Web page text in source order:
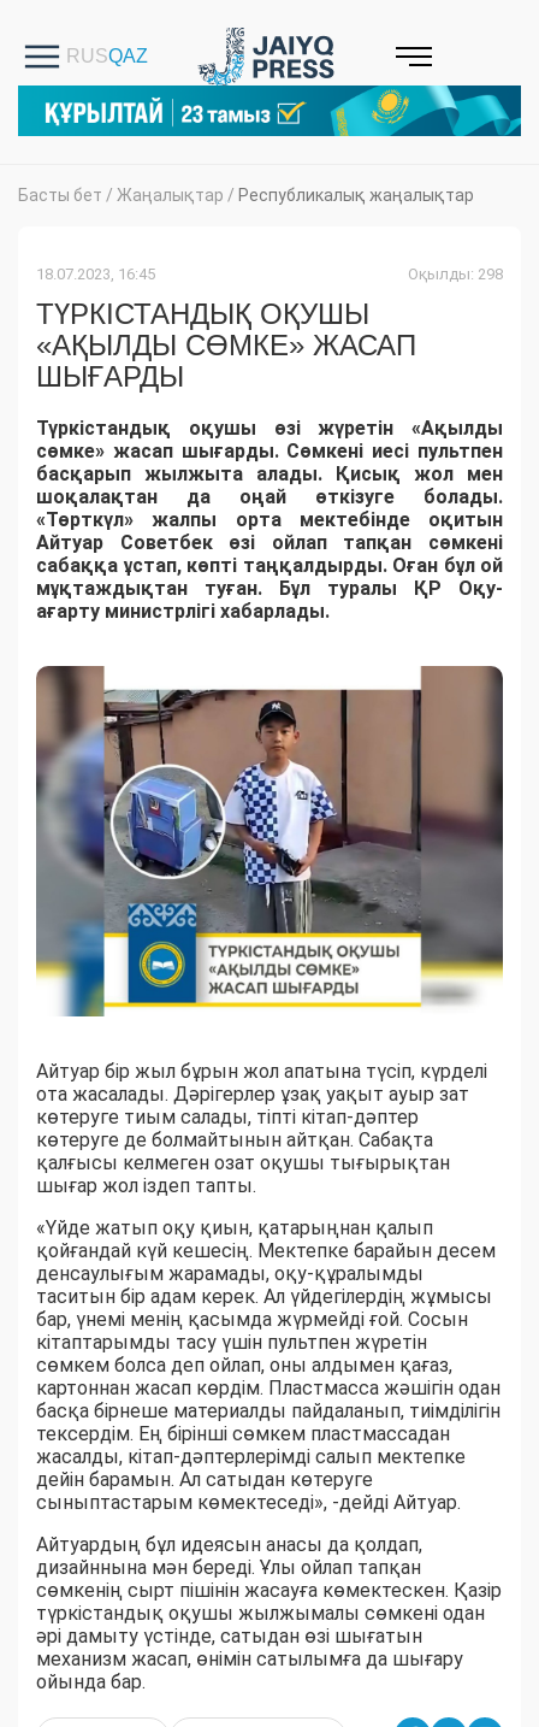
Басты бет / Жаңалықтар / Республикалық жаңалықтар
18.07.2023, 16:45 Оқылды: 298
ТҮРКІСТАНДЫҚ ОҚУШЫ
«АҚЫЛДЫ СӨМКЕ» ЖАСАП
ШЫҒАРДЫ
Түркістандық оқушы өзі жүретін «Ақылды
сөмке» жасап шығарды. Сөмкені иесі пультпен
басқарып жылжыта алады. Қисық жол мен
шоқалақтан да оңай өткізуге болады.
«Төрткүл» жалпы орта мектебінде оқитын
Айтуар Советбек өзі ойлап тапқан сөмкені
сабаққа ұстап, көпті таңқалдырды. Оған бұл ой
мұқтаждықтан туған. Бұл туралы ҚР Оқу-
ағарту министрлігі хабарлады.
Айтуар бір жыл бұрын жол апатына түсіп, күрделі
ота жасалады. Дәрігерлер ұзақ уақыт ауыр зат
көтеруге тиым салады, тіпті кітап-дәптер
көтеруге де болмайтынын айтқан. Сабақта
қалғысы келмеген озат оқушы тығырықтан
шығар жол іздеп тапты.
«Үйде жатып оқу қиын, қатарыңнан қалып
қойғандай күй кешесің. Мектепке барайын десем
денсаулығым жарамады, оқу-құралымды
таситын бір адам керек. Ал үйдегілердің жұмысы
бар, үнемі менің қасымда жүрмейді ғой. Сосын
кітаптарымды тасу үшін пультпен жүретін
сөмкем болса деп ойлап, оны алдымен қағаз,
картоннан жасап көрдім. Пластмасса жәшігін одан
басқа бірнеше материалды пайдаланып, тиімділігін
тексердім. Ең бірінші сөмкем пластмассадан
жасалды, кітап-дәптерлерімді салып мектепке
дейін барамын. Ал сатыдан көтеруге
сыныптастарым көмектеседі», -дейді Айтуар.
Айтуардың бұл идеясын анасы да қолдап,
дизайннына мән береді. Ұлы ойлап тапқан
сөмкенің сырт пішінін жасауға көмектескен. Қазір
түркістандық оқушы жылжымалы сөмкені одан
әрі дамыту үстінде, сатыдан өзі шығатын
механизм жасап, өнімін сатылымға да шығару
ойында бар.